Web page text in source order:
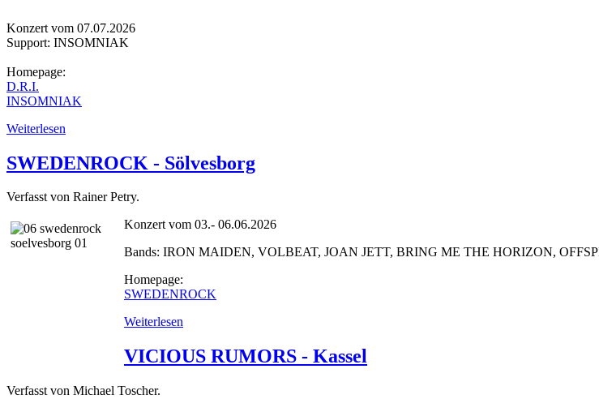
Konzert vom 07.07.2026
Support: INSOMNIAK
Homepage:
D.R.I.
INSOMNIAK
Weiterlesen
SWEDENROCK - Sölvesborg
Verfasst von Rainer Petry.
Konzert vom 03.- 06.06.2026
Bands: IRON MAIDEN, VOLBEAT, JOAN JETT, BRING ME THE HORIZON,
Homepage:
SWEDENROCK
Weiterlesen
VICIOUS RUMORS - Kassel
Verfasst von Michael Toscher.